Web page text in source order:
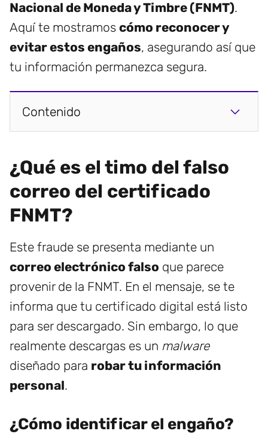
Nacional de Moneda y Timbre (FNMT).
Aquí te mostramos cómo reconocer y
evitar estos engaños, asegurando así que
tu información permanezca segura.
Contenido
¿Qué es el timo del falso
correo del certificado
FNMT?
Este fraude se presenta mediante un
correo electrónico falso que parece
provenir de la FNMT. En el mensaje, se te
informa que tu certificado digital está listo
para ser descargado. Sin embargo, lo que
realmente descargas es un malware
diseñado para robar tu información
personal.
¿Cómo identificar el engaño?